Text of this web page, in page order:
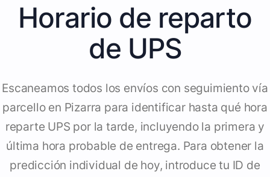
Horario de reparto
de UPS
Escaneamos todos los envíos con seguimiento vía
parcello en Pizarra para identificar hasta qué hora
reparte UPS por la tarde, incluyendo la primera y
última hora probable de entrega. Para obtener la
predicción individual de hoy, introduce tu ID de